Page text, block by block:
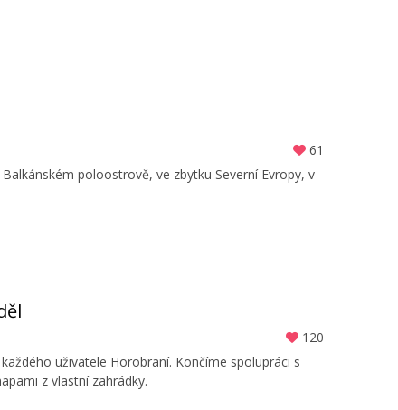
61
poloostrově, ve zbytku Severní Evropy, v
120
uživatele Horobraní. Končíme spolupráci s
z vlastní zahrádky.